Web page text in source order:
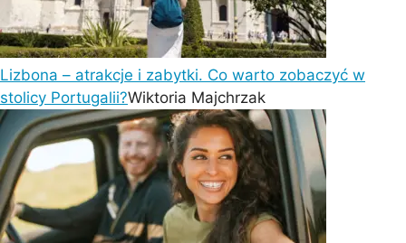
Lizbona – atrakcje i zabytki. Co warto zobaczyć w
stolicy Portugalii?Wiktoria Majchrzak